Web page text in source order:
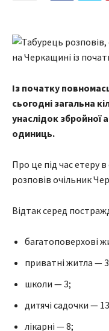
Із початку
сьогодні загальна
унаслідок збройної
одиниць.
Про це під час етеру
розповів очільник
Відтак серед
багатоповерхові
приватні житла —
школи — 3;
дитячі садочки —
лікарні — 8;